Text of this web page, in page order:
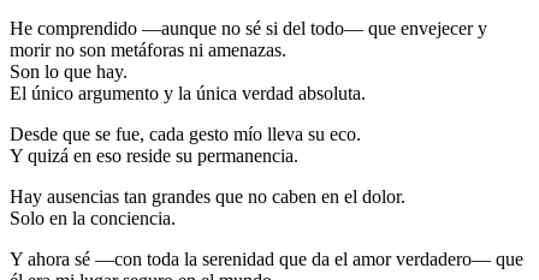
He comprendido —aunque no sé si del todo— que envejecer y
morir no son metáforas ni amenazas.
Son lo que hay.
El único argumento y la única verdad absoluta.
Desde que se fue, cada gesto mío lleva su eco.
Y quizá en eso reside su permanencia.
Hay ausencias tan grandes que no caben en el dolor.
Solo en la conciencia.
Y ahora sé —con toda la serenidad que da el amor verdadero— que